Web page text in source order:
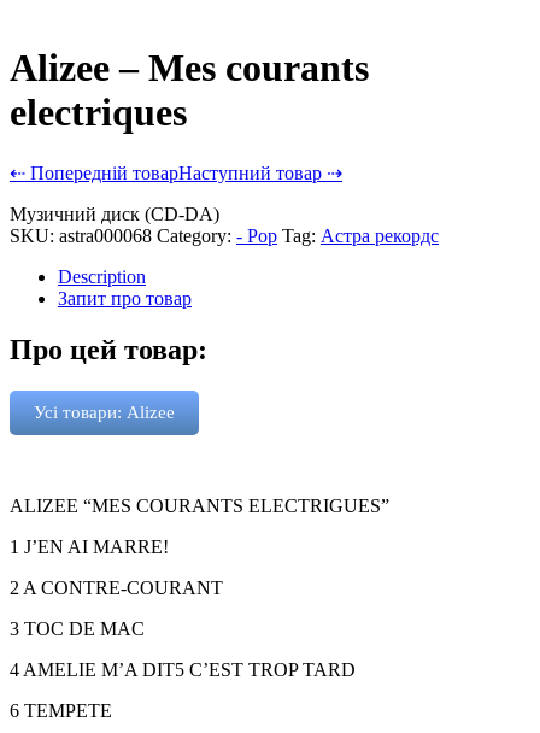
Alizee – Mes courants
electriques
⇠ Попередній товарНаступний товар ⇢
Музичний диск (CD-DA)
SKU: astra000068 Category: - Pop Tag: Астра рекордс
Description
Запит про товар
Про цей товар:
Усі товари: Alizee
ALIZEE “MES COURANTS ELECTRIGUES”
1 J’EN AI MARRE!
2 A CONTRE-COURANT
3 TOC DE MAC
4 AMELIE M’A DIT5 C’EST TROP TARD
6 TEMPETE